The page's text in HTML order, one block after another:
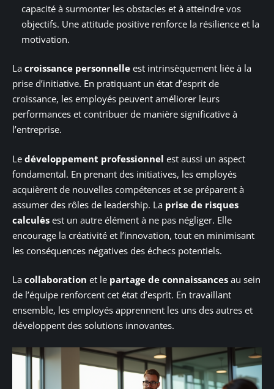
capacité à surmonter les obstacles et à atteindre vos
objectifs. Une attitude positive renforce la résilience et la
motivation.
La croissance personnelle est intrinsèquement liée à la
prise d’initiative. En pratiquant un état d’esprit de
croissance, les employés peuvent améliorer leurs
performances et contribuer de manière significative à
l’entreprise.
Le développement professionnel est aussi un aspect
fondamental. En prenant des initiatives, les employés
acquièrent de nouvelles compétences et se préparent à
assumer des rôles de leadership. La prise de risques
calculés est un autre élément à ne pas négliger. Elle
encourage la créativité et l’innovation, tout en minimisant
les conséquences négatives des échecs potentiels.
La collaboration et le partage de connaissances au sein
de l’équipe renforcent cet état d’esprit. En travaillant
ensemble, les employés apprennent les uns des autres et
développent des solutions innovantes.